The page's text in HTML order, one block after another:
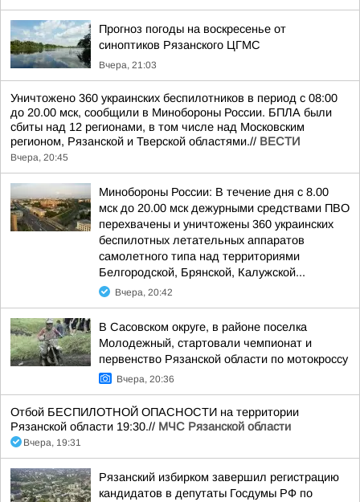
Прогноз погоды на воскресенье от
синоптиков Рязанского ЦГМС
Вчера, 21:03
Уничтожено 360 украинских беспилотников в период с 08:00
до 20.00 мск, сообщили в Минобороны России. БПЛА были
сбиты над 12 регионами, в том числе над Московским
регионом, Рязанской и Тверской областями.// ВЕСТИ
Вчера, 20:45
Минобороны России: В течение дня с 8.00
мск до 20.00 мск дежурными средствами ПВО
перехвачены и уничтожены 360 украинских
беспилотных летательных аппаратов
самолетного типа над территориями
Белгородской, Брянской, Калужской...
Вчера, 20:42
В Сасовском округе, в районе поселка
Молодежный, стартовали чемпионат и
первенство Рязанской области по мотокроссу
Вчера, 20:36
Отбой БЕСПИЛОТНОЙ ОПАСНОСТИ на территории
Рязанской области 19:30.// МЧС Рязанской области
Вчера, 19:31
Рязанский избирком завершил регистрацию
кандидатов в депутаты Госдумы РФ по